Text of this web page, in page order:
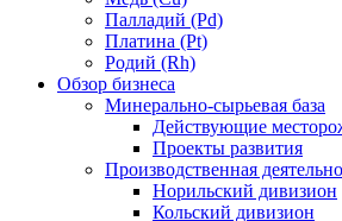
Палладий (Pd)
Платина (Pt)
Родий (Rh)
Обзор бизнеса
Минерально-сырьевая база
Действующие
Проекты развития
Производственная
Норильский дивизион
Кольский дивизион